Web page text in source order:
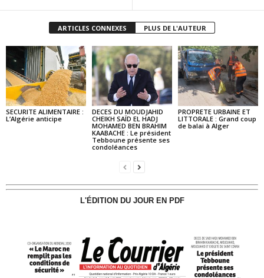
ARTICLES CONNEXES PLUS DE L'AUTEUR
SECURITE ALIMENTAIRE :
L’Algérie anticipe
DECES DU MOUDJAHID
CHEIKH SAÏD EL HADJ
MOHAMED BEN BRAHIM
KAABACHE : Le président
Tebboune présente ses
condoléances
PROPRETE URBAINE ET
LITTORALE : Grand coup
de balai à Alger
L'ÉDITION DU JOUR EN PDF